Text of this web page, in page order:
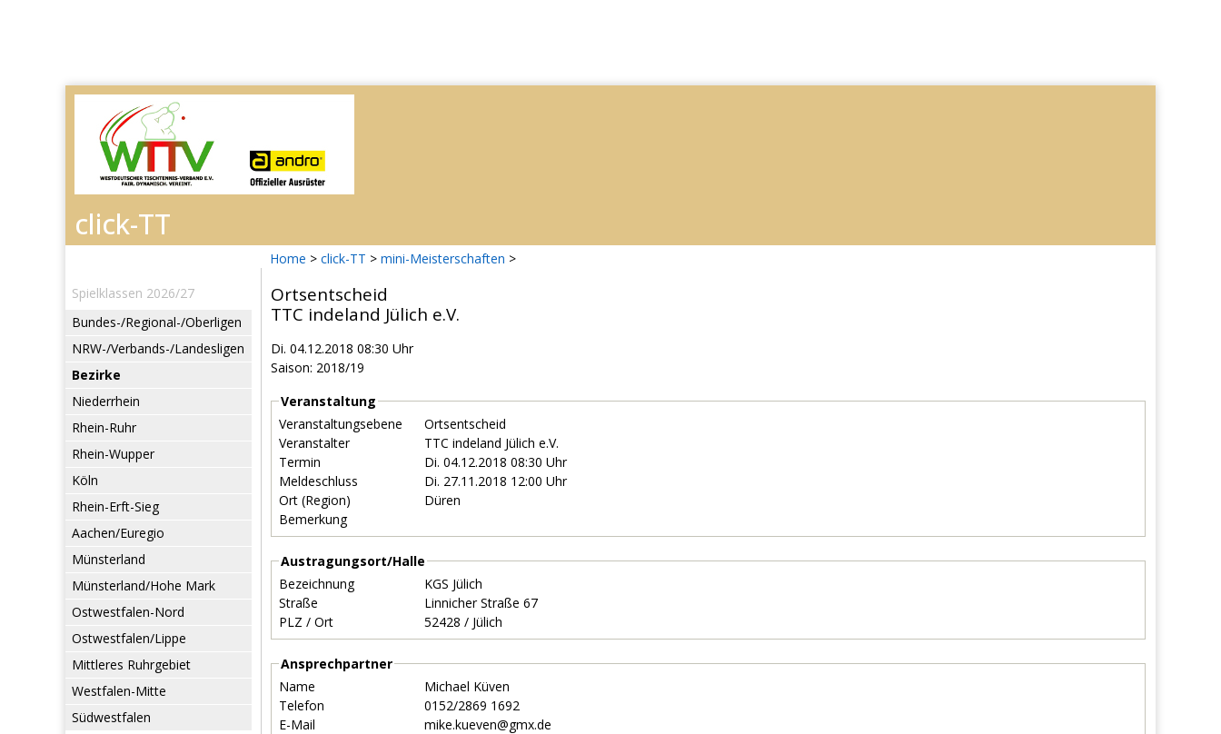
Home > click-TT > mini-Meisterschaften >
Spielklassen 2026/27
Bundes-/Regional-/Oberligen
NRW-/Verbands-/Landesligen
Bezirke
Niederrhein
Rhein-Ruhr
Rhein-Wupper
Köln
Rhein-Erft-Sieg
Aachen/Euregio
Münsterland
Münsterland/Hohe Mark
Ostwestfalen-Nord
Ostwestfalen/Lippe
Mittleres Ruhrgebiet
Westfalen-Mitte
Südwestfalen
Ortsentscheid
TTC indeland Jülich e.V.
Di. 04.12.2018 08:30 Uhr
Saison: 2018/19
Veranstaltung
Veranstaltungsebene
Ortsentscheid
Veranstalter
TTC indeland Jülich e.V.
Termin
Di. 04.12.2018 08:30 Uhr
Meldeschluss
Di. 27.11.2018 12:00 Uhr
Ort (Region)
Düren
Bemerkung
Austragungsort/Halle
Bezeichnung
KGS Jülich
Straße
Linnicher Straße 67
PLZ / Ort
52428 / Jülich
Ansprechpartner
Name
Michael Küven
Telefon
0152/2869 1692
E-Mail
mike.kueven@gmx.de